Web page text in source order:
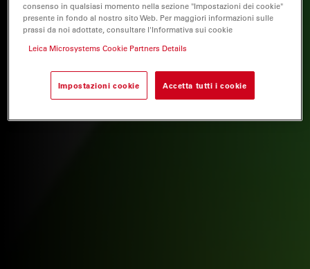
consenso in qualsiasi momento nella sezione "Impostazioni dei cookie"
presente in fondo al nostro sito Web. Per maggiori informazioni sulle
prassi da noi adottate, consultare l'Informativa sui cookie
Leica Microsystems Cookie Partners Details
Impostazioni cookie Accetta tutti i cookie